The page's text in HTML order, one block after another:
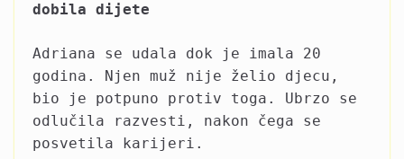
dobila dijete
Adriana se udala dok je imala 20
godina. Njen muž nije želio djecu,
bio je potpuno protiv toga. Ubrzo se
odlučila razvesti, nakon čega se
posvetila karijeri.